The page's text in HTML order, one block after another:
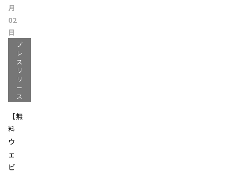
月
02
日
プ
レ
ス
リ
リ
ー
ス
【無
料
ウ
ェ
ビ